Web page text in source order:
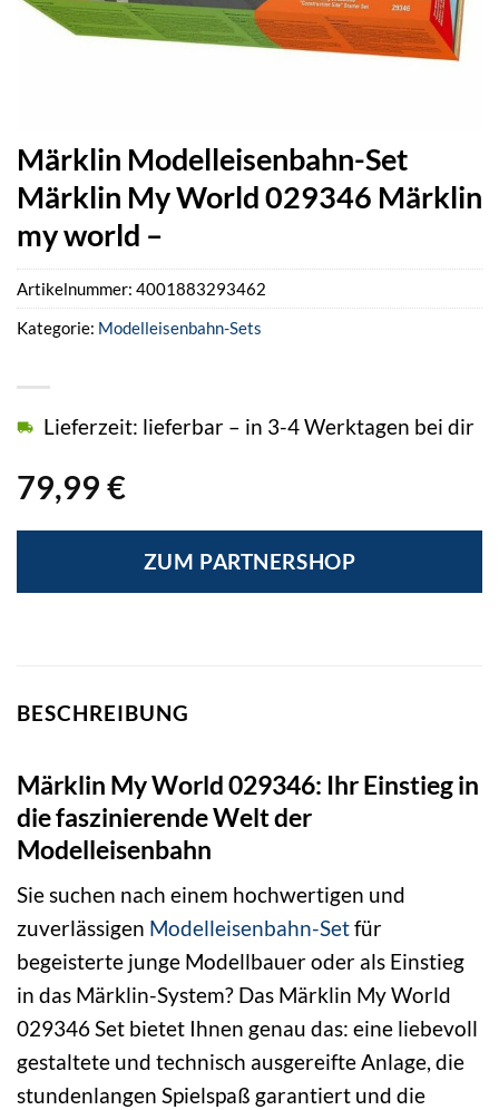
Märklin Modelleisenbahn-Set
Märklin My World 029346 Märklin
my world –
79,99 €
Lieferzeit: lieferbar – in 3-4 Werktagen bei dir
ZUM PARTNERSHOP
Artikelnummer: 4001883293462
Kategorie: Modelleisenbahn-Sets
BESCHREIBUNG
Märklin My World 029346: Ihr Einstieg in
die faszinierende Welt der
Modelleisenbahn
Sie suchen nach einem hochwertigen und
zuverlässigen Modelleisenbahn-Setfür
begeisterte junge Modellbauer oder als Einstieg
in das Märklin-System? Das Märklin My World
029346 Set bietet Ihnen genau das: eine liebevoll
gestaltete und technisch ausgereifte Anlage, die
stundenlangen Spielspaß garantiert und die